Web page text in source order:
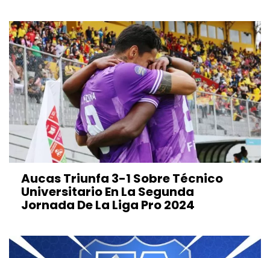
Aucas Triunfa 3-1 Sobre Técnico
Universitario En La Segunda
Jornada De La Liga Pro 2024